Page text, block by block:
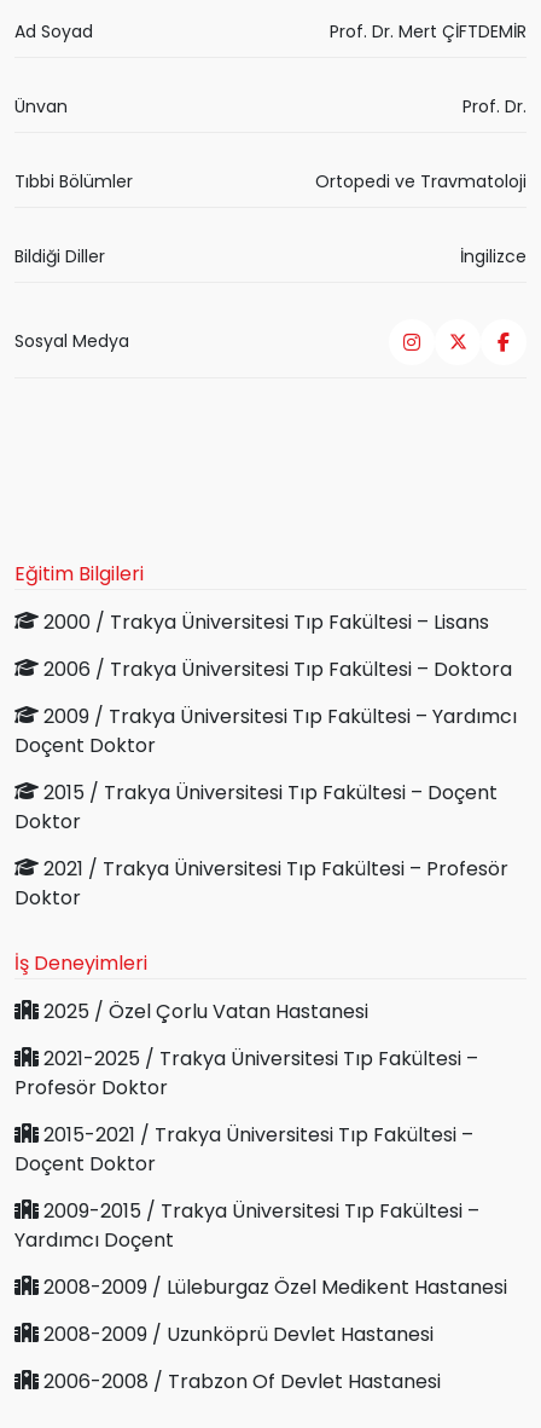
Ad Soyad Prof. Dr. Mert ÇİFTDEMİR
Ünvan Prof. Dr.
Tıbbi Bölümler Ortopedi ve Travmatoloji
Bildiği Diller İngilizce
Sosyal Medya
Eğitim Bilgileri
2000 / Trakya Üniversitesi Tıp Fakültesi – Lisans
2006 / Trakya Üniversitesi Tıp Fakültesi – Doktora
2009 / Trakya Üniversitesi Tıp Fakültesi – Yardımcı
Doçent Doktor
2015 / Trakya Üniversitesi Tıp Fakültesi – Doçent
Doktor
2021 / Trakya Üniversitesi Tıp Fakültesi – Profesör
Doktor
İş Deneyimleri
2025 / Özel Çorlu Vatan Hastanesi
2021-2025 / Trakya Üniversitesi Tıp Fakültesi –
Profesör Doktor
2015-2021 / Trakya Üniversitesi Tıp Fakültesi –
Doçent Doktor
2009-2015 / Trakya Üniversitesi Tıp Fakültesi –
Yardımcı Doçent
2008-2009 / Lüleburgaz Özel Medikent Hastanesi
2008-2009 / Uzunköprü Devlet Hastanesi
2006-2008 / Trabzon Of Devlet Hastanesi